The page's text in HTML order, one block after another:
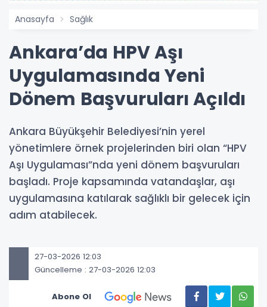
Anasayfa Sağlık
Ankara’da HPV Aşı
Uygulamasında Yeni
Dönem Başvuruları Açıldı
Ankara Büyükşehir Belediyesi’nin yerel
yönetimlere örnek projelerinden biri olan “HPV
Aşı Uygulaması”nda yeni dönem başvuruları
başladı. Proje kapsamında vatandaşlar, aşı
uygulamasına katılarak sağlıklı bir gelecek için
adım atabilecek.
27-03-2026 12:03
Güncelleme : 27-03-2026 12:03
Abone Ol